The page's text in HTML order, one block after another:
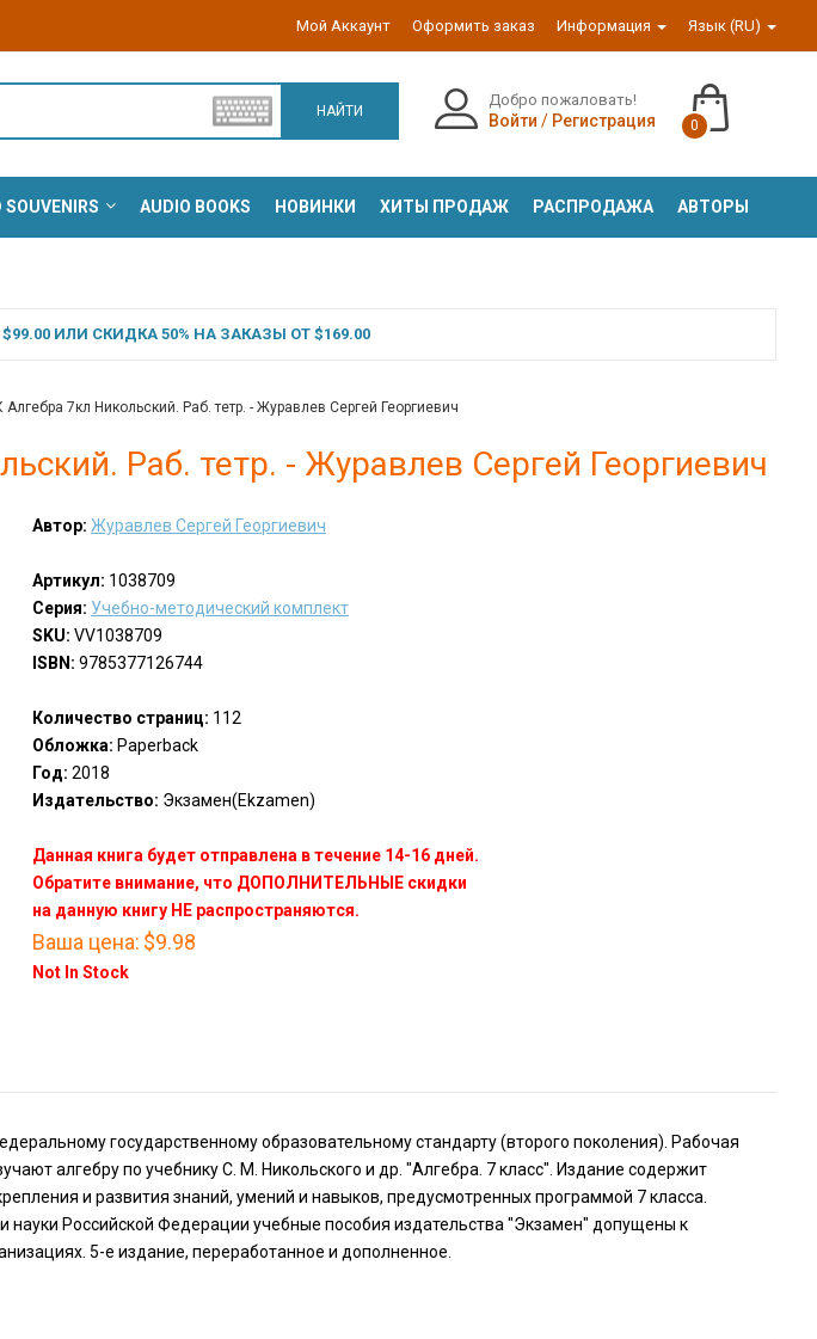
Мой Аккаунт Оформить заказ Информация Язык (RU)
НАЙТИ
Добро пожаловать!
Войти / Регистрация 0
SOUVENIRS AUDIO BOOKS НОВИНКИ ХИТЫ ПРОДАЖ РАСПРОДАЖА АВТОРЫ
ИЛИ СКИДКА 50% НА ЗАКАЗЫ ОТ $169.00
7кл Никольский. Раб. тетр. - Журавлев Сергей Георгиевич
Раб. тетр. - Журавлев Сергей Георгиевич
Автор: Журавлев Сергей Георгиевич
Артикул: 1038709
Серия: Учебно-методический комплект
SKU: VV1038709
ISBN: 9785377126744
Количество страниц: 112
Обложка: Paperback
Год: 2018
Издательство: Экзамен(Ekzamen)
Данная книга будет отправлена в течение 14-16 дней.
Обратите внимание, что ДОПОЛНИТЕЛЬНЫЕ скидки
на данную книгу НЕ распространяются.
Ваша цена: $9.98
Not In Stock
государственному образовательному стандарту (второго поколения). Рабочая
алгебру по учебнику С. М. Никольского и др. "Алгебра. 7 класс". Издание содержит
и развития знаний, умений и навыков, предусмотренных программой 7 класса.
науки Российской Федерации учебные пособия издательства "Экзамен" допущены к
5-е издание, переработанное и дополненное.